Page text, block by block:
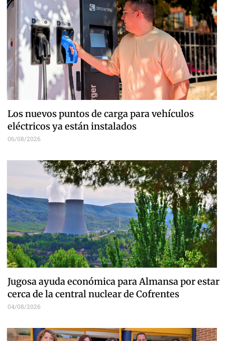
Los nuevos puntos de carga para vehículos
eléctricos ya están instalados
06/08/2026
Jugosa ayuda económica para Almansa por estar
cerca de la central nuclear de Cofrentes
04/08/2026